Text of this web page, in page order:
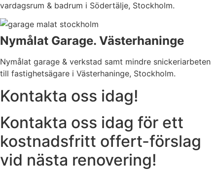
vardagsrum & badrum i Södertälje, Stockholm.
Nymålat Garage. Västerhaninge
Nymålat garage & verkstad samt mindre snickeriarbeten
till fastighetsägare i Västerhaninge, Stockholm.
Kontakta oss idag!
Kontakta oss idag för ett
kostnadsfritt offert-förslag
vid nästa renovering!